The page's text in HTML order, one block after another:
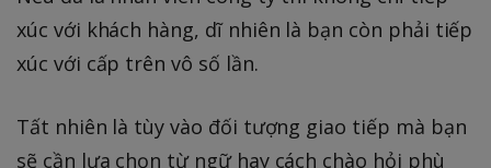
xúc với khách hàng, dĩ nhiên là bạn còn phải tiếp
xúc với cấp trên vô số lần.
Tất nhiên là tùy vào đối tượng giao tiếp mà bạn
sẽ cần lựa chọn từ ngữ hay cách chào hỏi phù